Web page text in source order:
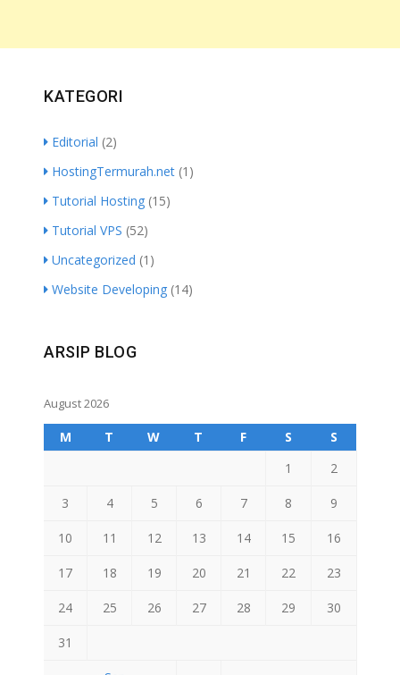
KATEGORI
Editorial (2)
HostingTermurah.net (1)
Tutorial Hosting (15)
Tutorial VPS (52)
Uncategorized (1)
Website Developing (14)
ARSIP BLOG
August 2026
M T W T F S S
1 2
3 4 5 6 7 8 9
10 11 12 13 14 15 16
17 18 19 20 21 22 23
24 25 26 27 28 29 30
31